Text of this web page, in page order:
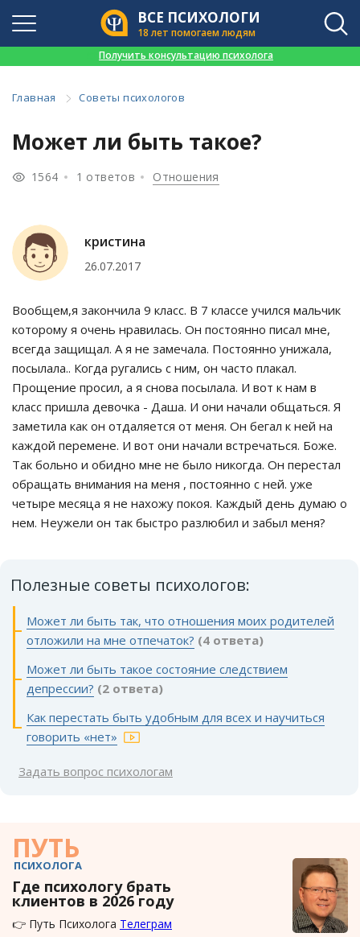
ВСЕ ПСИХОЛОГИ
18 лет помогаем людям
Получить консультацию психолога
Главная Советы психологов
Может ли быть такое?
1564 1 ответов Отношения
кристина
26.07.2017
Вообщем,я закончила 9 класс. В 7 классе учился мальчик
которому я очень нравилась. Он постоянно писал мне,
всегда защищал. А я не замечала. Постоянно унижала,
посылала.. Когда ругались с ним, он часто плакал.
Прощение просил, а я снова посылала. И вот к нам в
класс пришла девочка - Даша. И они начали общаться. Я
заметила как он отдаляется от меня. Он бегал к ней на
каждой перемене. И вот они начали встречаться. Боже.
Так больно и обидно мне не было никогда. Он перестал
обращать внимания на меня , постоянно с ней. уже
четыре месяца я не нахожу покоя. Каждый день думаю о
нем. Неужели он так быстро разлюбил и забыл меня?
Полезные советы психологов:
Может ли быть так, что отношения моих родителей
отложили на мне отпечаток? (4 ответа)
Может ли быть такое состояние следствием
депрессии? (2 ответа)
Как перестать быть удобным для всех и научиться
говорить «нет»
Задать вопрос психологам
ПУТЬ
ПСИХОЛОГА
Где психологу брать
клиентов в 2026 году
👉 Путь Психолога Телеграм